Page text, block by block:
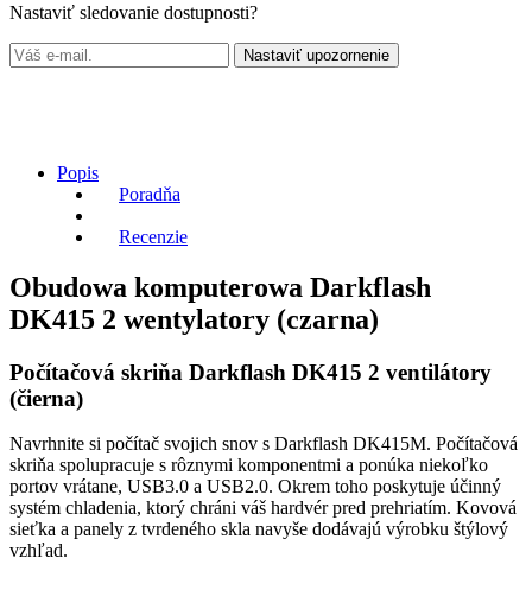
Nastaviť sledovanie dostupnosti?
Nastaviť upozornenie
Popis
Poradňa
Recenzie
Obudowa komputerowa Darkflash
DK415 2 wentylatory (czarna)
Počítačová skriňa Darkflash DK415 2 ventilátory
(čierna)
Navrhnite si počítač svojich snov s Darkflash DK415M. Počítačová
skriňa spolupracuje s rôznymi komponentmi a ponúka niekoľko
portov vrátane, USB3.0 a USB2.0. Okrem toho poskytuje účinný
systém chladenia, ktorý chráni váš hardvér pred prehriatím. Kovová
sieťka a panely z tvrdeného skla navyše dodávajú výrobku štýlový
vzhľad.